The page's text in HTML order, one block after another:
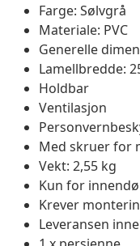
Farge: Sølvgrå
Materiale: PVC
Generelle
Lamellbredde:
Holdbar
Ventilasjon
Med skruer for
Vekt: 2,55 kg
Kun for
Krever
Leveransen